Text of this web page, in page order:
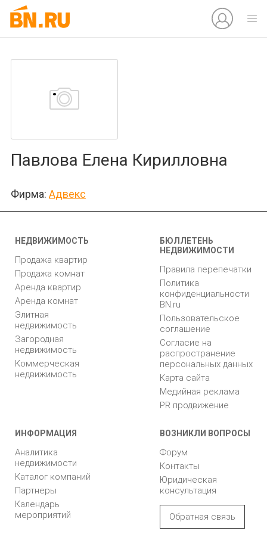
Павлова Елена Кирилловна
Фирма: Адвекс
НЕДВИЖИМОСТЬ
Продажа квартир
Продажа комнат
Аренда квартир
Аренда комнат
Элитная
недвижимость
Загородная
недвижимость
Коммерческая
недвижимость
БЮЛЛЕТЕНЬ
НЕДВИЖИМОСТИ
Правила перепечатки
Политика
конфиденциальности
BN.ru
Пользовательское
соглашение
Согласие на
распространение
персональных данных
Карта сайта
Медийная реклама
PR продвижение
ИНФОРМАЦИЯ
Аналитика
недвижимости
Каталог компаний
Партнеры
Календарь
мероприятий
ВОЗНИКЛИ ВОПРОСЫ
Форум
Контакты
Юридическая
консультация
Обратная связь